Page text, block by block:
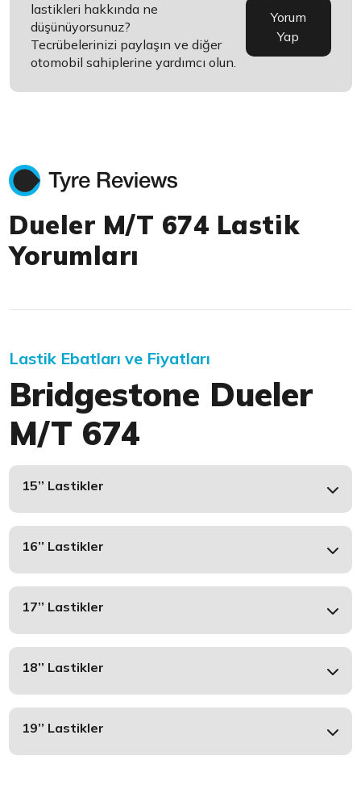
lastikleri hakkında ne
düşünüyorsunuz?
Tecrübelerinizi paylaşın ve diğer
otomobil sahiplerine yardımcı olun.
Yorum
Yap
Dueler M/T 674 Lastik
Yorumları
Lastik Ebatları ve Fiyatları
Bridgestone Dueler
M/T 674
15’’ Lastikler
16’’ Lastikler
17’’ Lastikler
18’’ Lastikler
19’’ Lastikler